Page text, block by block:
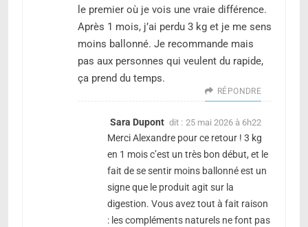
le premier où je vois une vraie différence.
Après 1 mois, j’ai perdu 3 kg et je me sens
moins ballonné. Je recommande mais
pas aux personnes qui veulent du rapide,
ça prend du temps.
RÉPONDRE
Sara Dupont dit : 25 mai 2026 à 6h22
Merci Alexandre pour ce retour ! 3 kg
en 1 mois c’est un très bon début, et le
fait de se sentir moins ballonné est un
signe que le produit agit sur la
digestion. Vous avez tout à fait raison
: les compléments naturels ne font pas